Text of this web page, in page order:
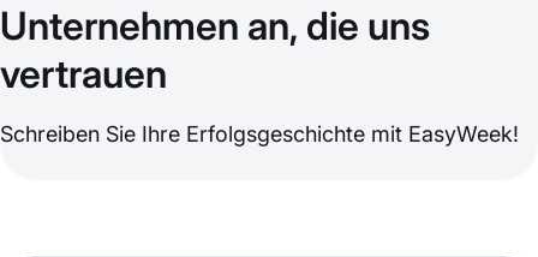
Unternehmen an, die uns
vertrauen
Schreiben Sie Ihre Erfolgsgeschichte mit EasyWeek!